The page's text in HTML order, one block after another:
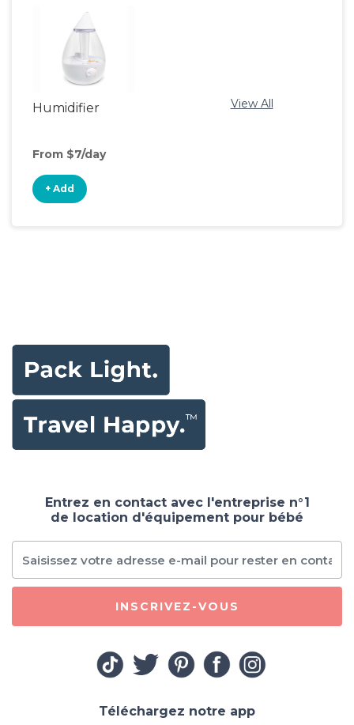
Humidifier
From $7/day
+ Add
View All
Entrez en contact avec l'entreprise n°1
de location d'équipement pour bébé
INSCRIVEZ-VOUS
Téléchargez notre app